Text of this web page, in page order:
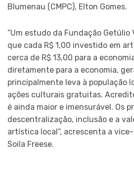
Blumenau (CMPC), Elton Gomes.
“Um estudo da Fundação Getúlio
que cada R$ 1,00 investido em
cerca de R$ 13,00 para a
diretamente para a economia,
principalmente leva à população
ações culturais gratuitas.
é ainda maior e imensurável. Os
descentralização, inclusão e a
artística local”, acrescenta a
Soila Freese.